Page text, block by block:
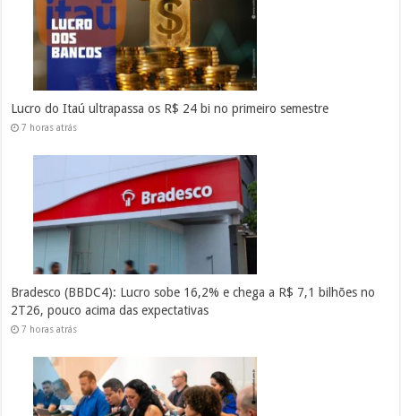
Lucro do Itaú ultrapassa os R$ 24 bi no primeiro semestre
7 horas atrás
Bradesco (BBDC4): Lucro sobe 16,2% e chega a R$ 7,1 bilhões no
2T26, pouco acima das expectativas
7 horas atrás